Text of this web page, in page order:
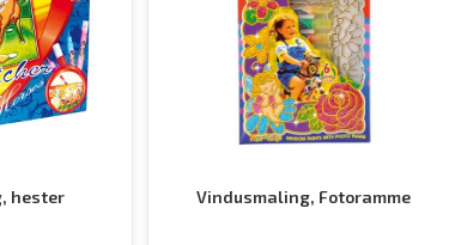
hester Vindusmaling, Fotoramme